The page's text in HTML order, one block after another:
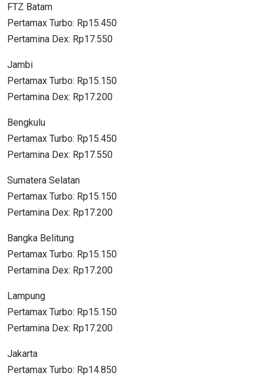
FTZ Batam
Pertamax Turbo: Rp15.450
Pertamina Dex: Rp17.550
Jambi
Pertamax Turbo: Rp15.150
Pertamina Dex: Rp17.200
Bengkulu
Pertamax Turbo: Rp15.450
Pertamina Dex: Rp17.550
Sumatera Selatan
Pertamax Turbo: Rp15.150
Pertamina Dex: Rp17.200
Bangka Belitung
Pertamax Turbo: Rp15.150
Pertamina Dex: Rp17.200
Lampung
Pertamax Turbo: Rp15.150
Pertamina Dex: Rp17.200
Jakarta
Pertamax Turbo: Rp14.850